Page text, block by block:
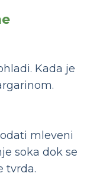
Kada je
mleveni
soka dok se
tvrda.